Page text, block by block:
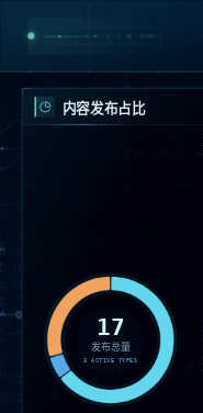
内容发布占比
17
发布总量
3 ACTIVE TYPES